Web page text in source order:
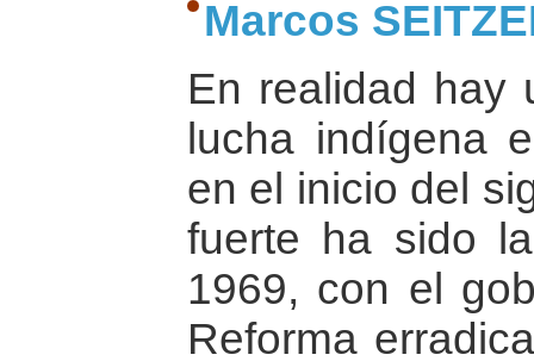
Marcos
En realidad hay
lucha indígena
en el inicio del
fuerte ha sido
1969, con el
Reforma